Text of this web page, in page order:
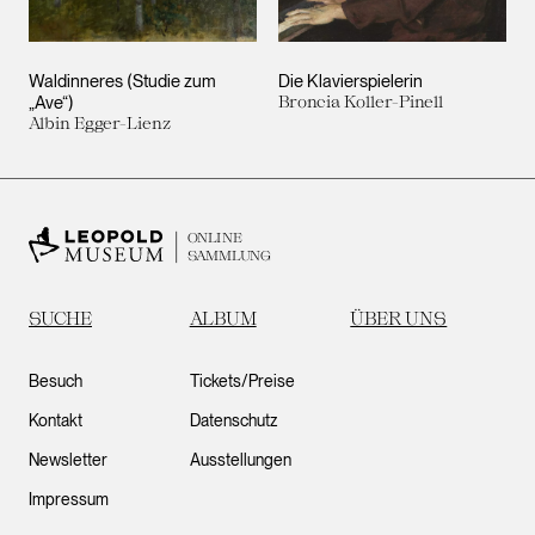
Waldinneres (Studie zum
„Ave“)
Albin Egger-Lienz
Die Klavierspielerin
Broncia Koller-Pinell
ONLINE
SAMMLUNG
SUCHE ALBUM ÜBER UNS
Besuch
Kontakt
Newsletter
Impressum
Tickets/Preise
Datenschutz
Ausstellungen